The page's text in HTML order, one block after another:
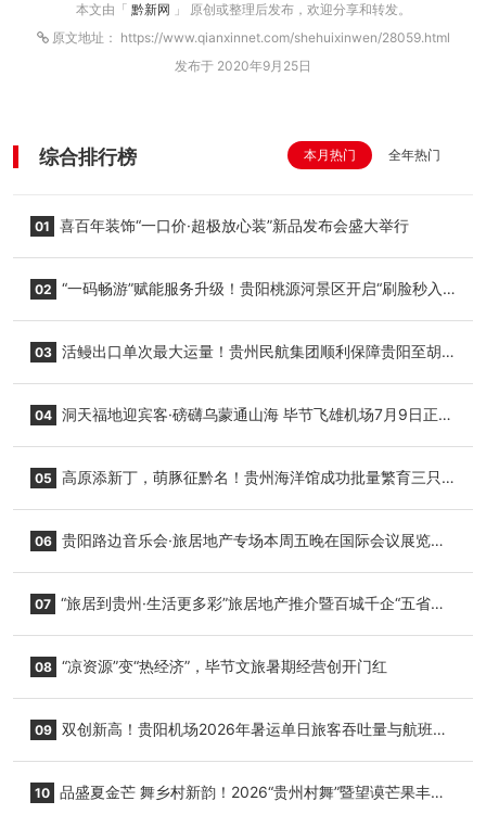
本文由「 黔新网 」 原创或整理后发布，欢迎分享和转发。
原文地址： https://www.qianxinnet.com/shehuixinwen/28059.html
发布于 2020年9月25日
综合排行榜 本月热门 全年热门
01 喜百年装饰“一口价·超极放心装”新品发布会盛大举行
02 “一码畅游”赋能服务升级！贵阳桃源河景区开启“刷脸秒入
03 活鳗出口单次最大运量！贵州民航集团顺利保障贵阳至胡
04 洞天福地迎宾客·磅礴乌蒙通山海 毕节飞雄机场7月9日正式
05 高原添新丁，萌豚征黔名！贵州海洋馆成功批量繁育三只
06 贵阳路边音乐会·旅居地产专场本周五晚在国际会议展览中
07 “旅居到贵州·生活更多彩”旅居地产推介暨百城千企“五省
08 “凉资源”变“热经济”，毕节文旅暑期经营创开门红
09 双创新高！贵阳机场2026年暑运单日旅客吞吐量与航班起
10 品盛夏金芒 舞乡村新韵！2026“贵州村舞”暨望谟芒果丰收